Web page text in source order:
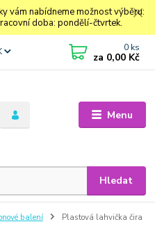
vám nabídneme možnost výběru:
doba: pondělí-čtvrtek.
Menu
Hledat
0 ks
za 0,00 Kč
balení
Plastová lahvička čira